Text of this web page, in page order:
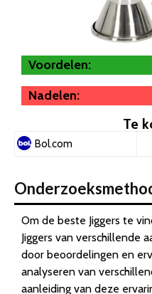
Voordelen:
Nadelen:
Te
Bol.com
Om de beste Jiggers te
Jiggers van verschillende
door beoordelingen en
analyseren van
aanleiding van deze